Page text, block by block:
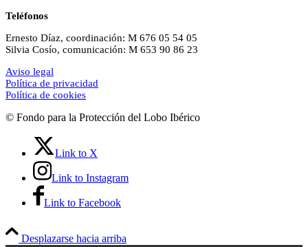
Teléfonos
Ernesto Díaz, coordinación: M 676 05 54 05
Silvia Cosío, comunicación: M 653 90 86 23
Aviso legal
Política de privacidad
Política de cookies
© Fondo para la Protección del Lobo Ibérico
Link to X
Link to Instagram
Link to Facebook
Desplazarse hacia arriba